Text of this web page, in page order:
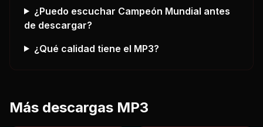
¿Puedo escuchar Campeón Mundial antes
de descargar?
¿Qué calidad tiene el MP3?
Más descargas MP3